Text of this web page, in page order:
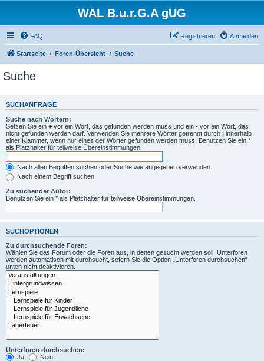
WAL B.u.r.G.A gUG
FAQ Anmelden
Registrieren
Startseite Foren-Übersicht Suche
Suche
SUCHANFRAGE
Suche nach Wörtern:
Setzen Sie ein + vor ein Wort, das gefunden werden muss und ein - vor ein Wort, das
nicht gefunden werden darf. Verwenden Sie mehrere Wörter getrennt durch | innerhalb
einer Klammer, wenn nur eines der Wörter gefunden werden muss. Benutzen Sie ein *
als Platzhalter für teilweise Übereinstimmungen.
Nach allen Begriffen suchen oder Suche wie angegeben verwenden
Nach einem Begriff suchen
Zu suchender Autor:
Benutzen Sie ein * als Platzhalter für teilweise Übereinstimmungen.
SUCHOPTIONEN
Zu durchsuchende Foren:
Wählen Sie das Forum oder die Foren aus, in denen gesucht werden soll. Unterforen
werden automatisch mit durchsucht, sofern Sie die Option „Unterforen durchsuchen“
unten nicht deaktivieren.
Unterforen durchsuchen:
Ja
Nein